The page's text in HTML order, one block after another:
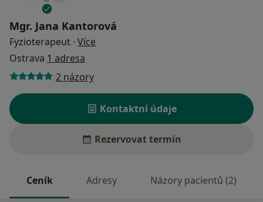
Mgr. Jana Kantorová
Fyzioterapeut · Více
Ostrava 1 adresa
2 názory
Kontaktní údaje
Rezervovat termín
Ceník Adresy Názory pacientů (2)